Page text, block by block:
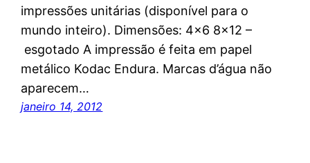
impressões unitárias (disponível para o
mundo inteiro). Dimensões: 4×6 8×12 –
esgotado A impressão é feita em papel
metálico Kodac Endura. Marcas d’água não
aparecem…
janeiro 14, 2012